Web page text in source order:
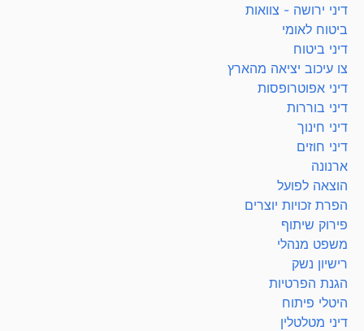
דיני ירושה - צוואות
ביטוח לאומי
דיני ביטוח
צו עיכוב יציאה מהארץ
דיני אפוטרופסות
דיני בוררות
דיני חינוך
דיני חוזים
ארנונה
הוצאה לפועל
הפרת זכויות יוצרים
פירוק שיתוף
משפט מנהלי
רישיון נשק
הגנת הפרטיות
היטלי פיתוח
דיני מטלטלין